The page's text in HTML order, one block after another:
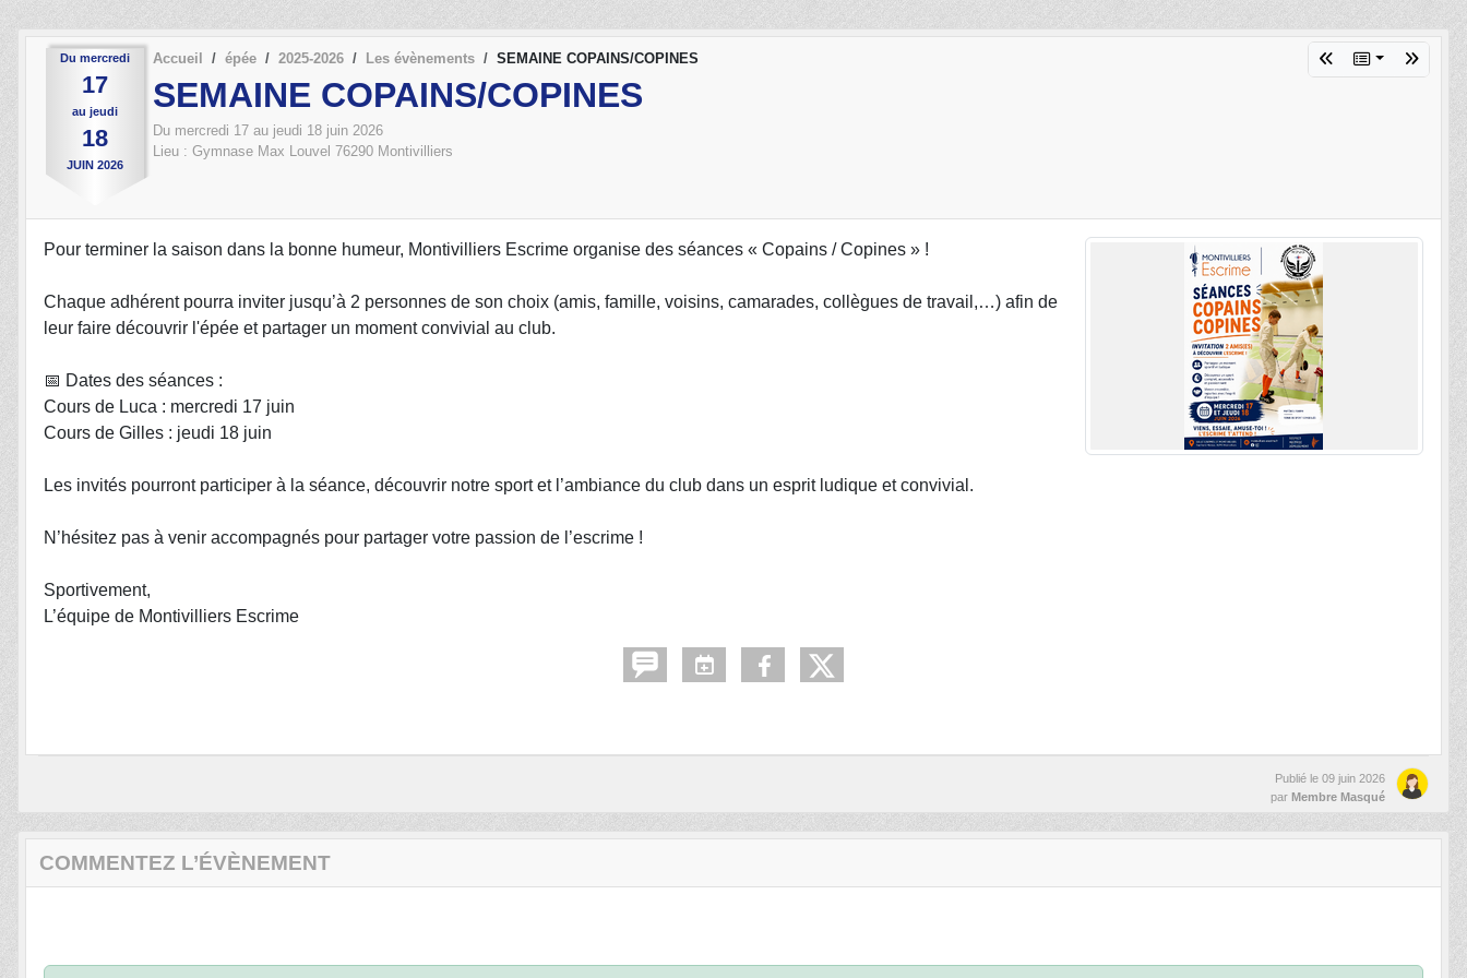
Du mercredi
17
au jeudi
18
JUIN 2026
Accueil épée 2025-2026 Les évènements SEMAINE COPAINS/COPINES
SEMAINE COPAINS/COPINES
Du mercredi 17 au jeudi 18 juin 2026
Lieu : Gymnase Max Louvel 76290 Montivilliers
Pour terminer la saison dans la bonne humeur, Montivilliers Escrime organise des séances « Copains / Copines » !
Chaque adhérent pourra inviter jusqu’à 2 personnes de son choix (amis, famille, voisins, camarades, collègues de travail,…) afin de
leur faire découvrir l'épée et partager un moment convivial au club.
📅 Dates des séances :
Cours de Luca : mercredi 17 juin
Cours de Gilles : jeudi 18 juin
Les invités pourront participer à la séance, découvrir notre sport et l’ambiance du club dans un esprit ludique et convivial.
N’hésitez pas à venir accompagnés pour partager votre passion de l’escrime !
Sportivement,
L’équipe de Montivilliers Escrime
Publié le 09 juin 2026
par Membre Masqué
COMMENTEZ L’ÉVÈNEMENT